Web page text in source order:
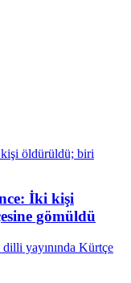
İki kişi
gömüldü